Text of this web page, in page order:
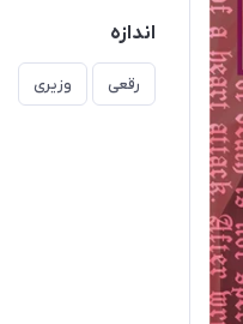
اندازه
رقعی وزیری